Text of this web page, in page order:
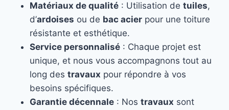
Matériaux de qualité : Utilisation de tuiles,
d’ardoises ou de bac acier pour une toiture
résistante et esthétique.
Service personnalisé : Chaque projet est
unique, et nous vous accompagnons tout au
long des travaux pour répondre à vos
besoins spécifiques.
Garantie décennale : Nos travaux sont